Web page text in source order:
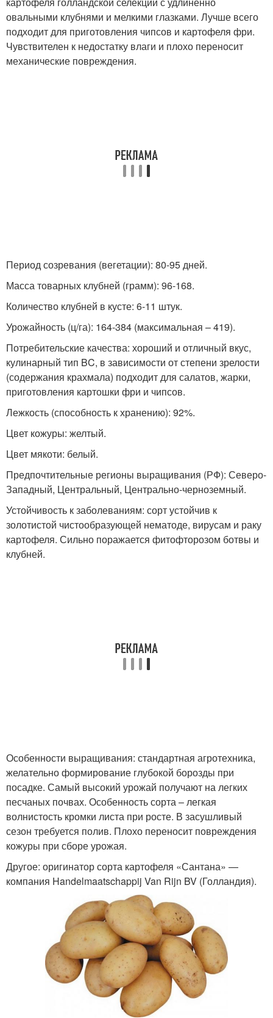
овальными клубнями и мелкими глазками. Лучше всего
подходит для приготовления чипсов и картофеля фри.
Чувствителен к недостатку влаги и плохо переносит
механические повреждения.
Период созревания (вегетации): 80-95 дней.
Масса товарных клубней (грамм): 96-168.
Количество клубней в кусте: 6-11 штук.
Урожайность (ц/га): 164-384 (максимальная – 419).
Потребительские качества: хороший и отличный вкус,
кулинарный тип BC, в зависимости от степени зрелости
(содержания крахмала) подходит для салатов, жарки,
приготовления картошки фри и чипсов.
Лежкость (способность к хранению): 92%.
Цвет кожуры: желтый.
Цвет мякоти: белый.
Предпочтительные регионы выращивания (РФ): Северо-
Западный, Центральный, Центрально-черноземный.
Устойчивость к заболеваниям: сорт устойчив к
золотистой чистообразующей нематоде, вирусам и раку
картофеля. Сильно поражается фитофторозом ботвы и
клубней.
Особенности выращивания: стандартная агротехника,
желательно формирование глубокой борозды при
посадке. Самый высокий урожай получают на легких
песчаных почвах. Особенность сорта – легкая
волнистость кромки листа при росте. В засушливый
сезон требуется полив. Плохо переносит повреждения
кожуры при сборе урожая.
Другое: оригинатор сорта картофеля «Сантана» —
компания Handelmaatschappij Van Rijn BV (Голландия).